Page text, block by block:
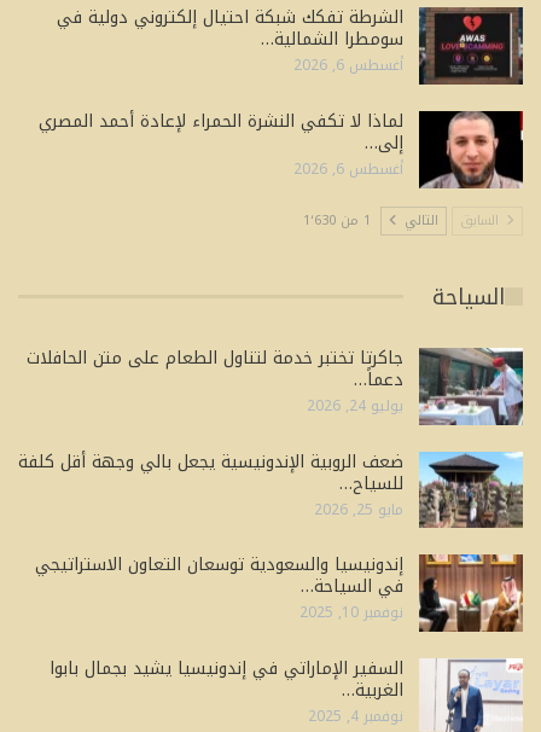
الشرطة تفكك شبكة احتيال إلكتروني دولية في
سومطرا الشمالية…
أغسطس 6, 2026
لماذا لا تكفي النشرة الحمراء لإعادة أحمد المصري
إلى…
أغسطس 6, 2026
السابق التالي 1 من 1٬630
السياحة
جاكرتا تختبر خدمة لتناول الطعام على متن الحافلات
دعماً…
يوليو 24, 2026
ضعف الروبية الإندونيسية يجعل بالي وجهة أقل كلفة
للسياح…
مايو 25, 2026
إندونيسيا والسعودية توسعان التعاون الاستراتيجي
في السياحة…
نوفمبر 10, 2025
السفير الإماراتي في إندونيسيا يشيد بجمال بابوا
الغربية…
نوفمبر 4, 2025